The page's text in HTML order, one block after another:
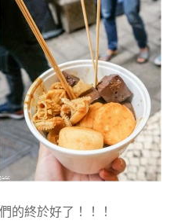
的終於好了！！！